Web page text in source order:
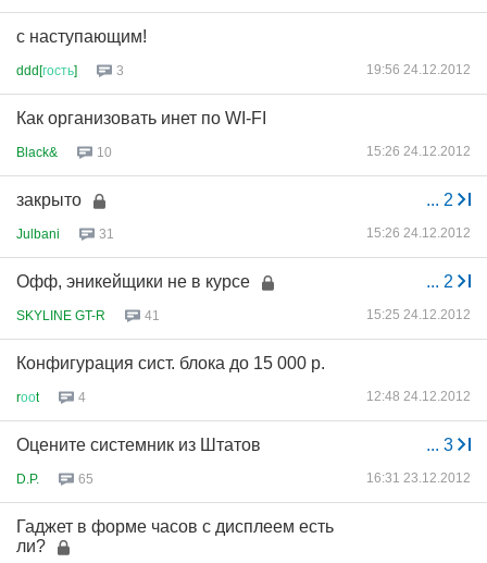
с наступающим!
ddd[гость] 3 19:56 24.12.2012
Как организовать инет по WI-FI
Black& 10 15:26 24.12.2012
... 2
закрыто
Julbani 31 15:26 24.12.2012
... 2
Офф, эникейщики не в курсе
SKYLINE GT-R 41 15:25 24.12.2012
Конфигурация сист. блока до 15 000 р.
rооt 4 12:48 24.12.2012
... 3
Оцените системник из Штатов
D.P. 65 16:31 23.12.2012
Гаджет в форме часов с дисплеем есть
ли?